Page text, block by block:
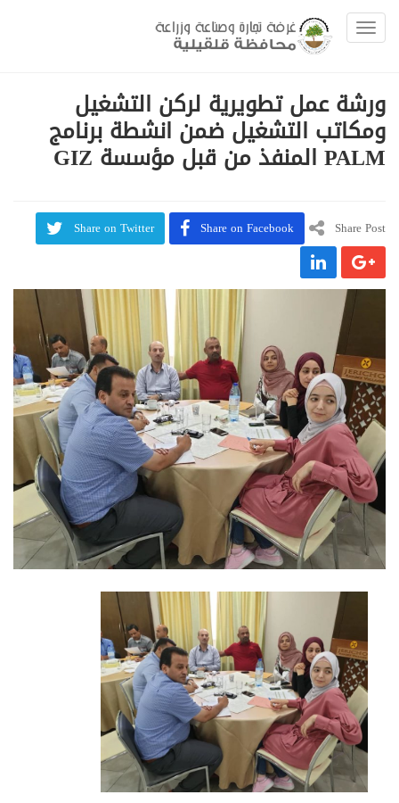
Toggle navigation
ورشة عمل تطويرية لركن التشغيل
ومكاتب التشغيل ضمن انشطة برنامج
PALM المنفذ من قبل مؤسسة GIZ
Share Post
Share on Facebook
Share on Twitter